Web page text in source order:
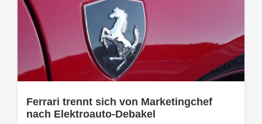
Ferrari trennt sich von Marketingchef
nach Elektroauto-Debakel